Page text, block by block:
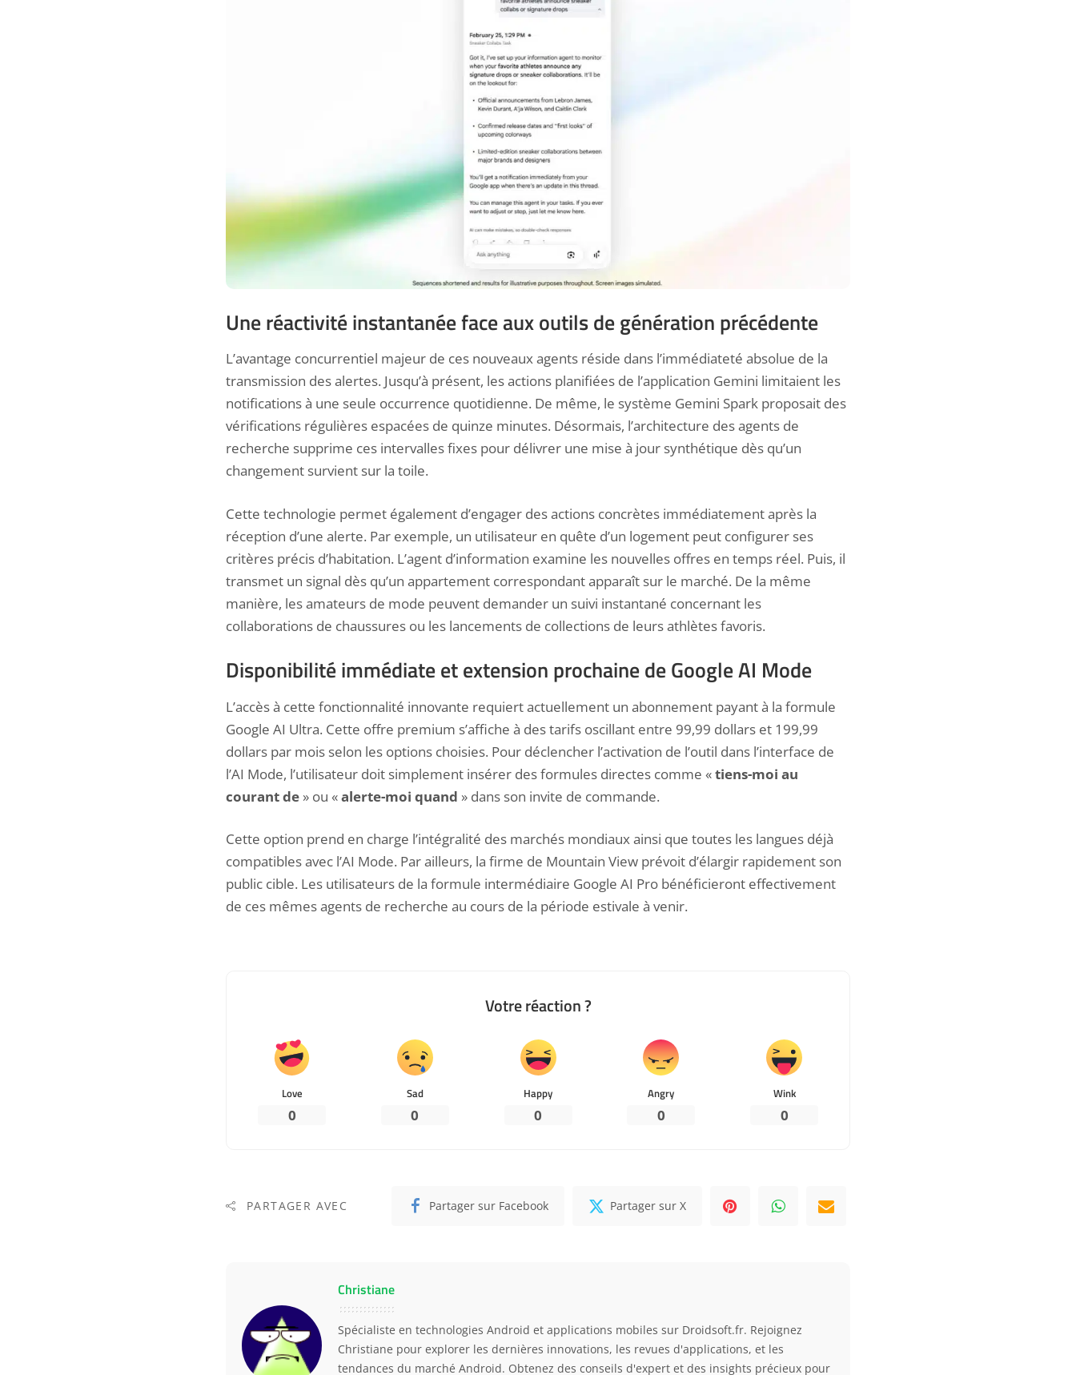
Une réactivité instantanée face aux outils de génération précédente
L’avantage concurrentiel majeur de ces nouveauxagents réside dans l’immédiateté absolue de la
transmission des alertes. Jusqu’à présent, les actions planifiées de l’application Gemini limitaient les
notifications à une seule occurrence quotidienne. De même, le système Gemini Spark proposait des
vérifications régulières espacées de quinze minutes. Désormais, l’architecture des agents de
recherche supprime ces intervalles fixes pour délivrer une mise à jour synthétique dès qu’un
changement survient sur la toile.
Cette technologie permet également d’engager des actions concrètes immédiatement après la
réception d’une alerte. Par exemple, un utilisateur en quête d’un logement peut configurer ses
critères précis d’habitation. L’agent d’information examine les nouvelles offres en temps réel. Puis, il
transmet un signal dès qu’un appartement correspondant apparaît sur le marché. De la même
manière, les amateurs de mode peuvent demander un suivi instantané concernant les
collaborations de chaussures ou les lancements de collections de leurs athlètes favoris.
Disponibilité immédiate et extension prochaine de Google AI Mode
L’accès à cette fonctionnalité innovante requiert actuellement un abonnement payant à la formule
Google AI Ultra. Cette offre premium s’affiche à des tarifs oscillant entre 99,99 dollars et 199,99
dollars par mois selon les options choisies. Pour déclencher l’activation de l’outil dans l’interface de
l’AI Mode, l’utilisateur doit simplement insérer des formules directes comme «tiens-moi au
courant de » ou «alerte-moi quand » dans son invite de commande.
Cette option prend en charge l’intégralité des marchés mondiaux ainsi que toutes les langues déjà
compatibles avec l’AI Mode. Par ailleurs, la firme de Mountain View prévoit d’élargir rapidement son
public cible. Les utilisateurs de la formule intermédiaire Google AI Pro bénéficieront effectivement
de ces mêmes agents de recherche au cours de la période estivale à venir.
Votre réaction ?
Love
0
Sad
0
Happy
0
Angry
0
Wink
0
PARTAGER AVEC Partager sur Facebook Partager sur X
Christiane
Spécialiste en technologies Android et applications mobiles sur Droidsoft.fr. Rejoignez
Christiane pour explorer les dernières innovations, les revues d'applications, et les
tendances du marché Android. Obtenez des conseils d'expert et des insights précieux pour